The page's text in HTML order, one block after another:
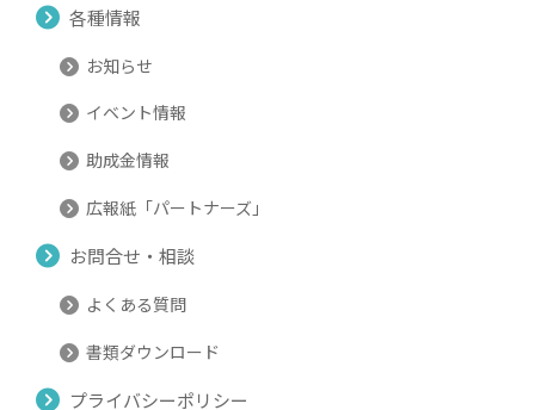
各種情報
お知らせ
イベント情報
助成金情報
広報紙「パートナーズ」
お問合せ・相談
よくある質問
書類ダウンロード
プライバシーポリシー